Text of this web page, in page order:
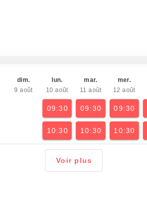
dim.
9 août
lun.
10 août
09:30
10:30
mar.
11 août
09:30
10:30
mer.
12 août
09:30
10:30
Voir plus